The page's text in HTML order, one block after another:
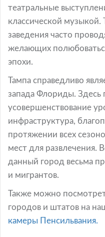
театральные
классической музыкой.
заведения часто
желающих
эпохи.
Тампа справедливо
запада Флориды. Здесь
усовершенствование
инфраструктура,
протяжении всех
мест для развлечения.
данный город весьма
и мигрантов.
Также можно
городов и штатов на
камеры Пенсильвания.